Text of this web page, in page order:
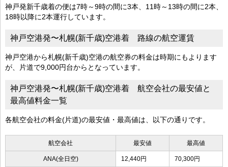
神戸発新千歳着の便は7時～9時の間に3本、11時～13時の間に2本、
18時以降に2本運行しています。
神戸空港発〜札幌(新千歳)空港着 路線の航空運賃
神戸空港から札幌(新千歳)空港の航空券の料金は時期にもよります
が、片道で9,000円台からとなっています。
神戸空港発〜札幌(新千歳)空港着 航空会社の最安値と
最高値料金一覧
各航空会社の料金(片道)の最安値・最高値は、以下の通りです。
航空会社 最安値 最高値
ANA(全日空) 12,440円 70,300円